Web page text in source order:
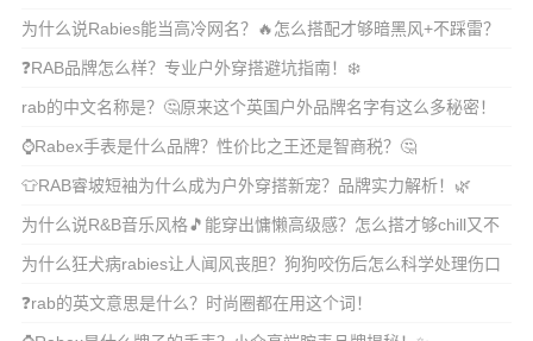
为什么说Rabies能当高冷网名？🔥怎么搭配才够暗黑风+不踩雷？
❓RAB品牌怎么样？专业户外穿搭避坑指南！❄️
rab的中文名称是？🤔原来这个英国户外品牌名字有这么多秘密！
⌚Rabex手表是什么品牌？性价比之王还是智商税？🤔
👕RAB睿坡短袖为什么成为户外穿搭新宠？品牌实力解析！🌿
为什么说R&B音乐风格🎵能穿出慵懒高级感？怎么搭才够chill又不
失态度？
为什么狂犬病rabies让人闻风丧胆？狗狗咬伤后怎么科学处理伤口
+预防感染？
❓rab的英文意思是什么？时尚圈都在用这个词！